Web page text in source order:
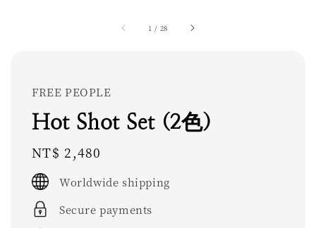
1 / 28
FREE PEOPLE
Hot Shot Set (2色)
Regular
price
NT$ 2,480
Worldwide shipping
Secure payments